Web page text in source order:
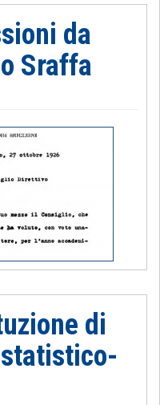
da
Sraffa
di